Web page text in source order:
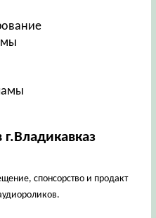
спонсорство и продакт